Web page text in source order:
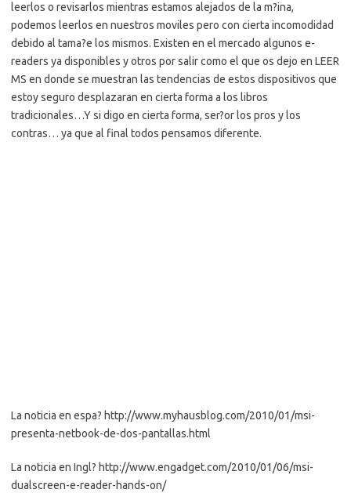
leerlos o revisarlos mientras estamos alejados de la m?ina,
podemos leerlos en nuestros moviles pero con cierta incomodidad
debido al tama?e los mismos. Existen en el mercado algunos e-
readers ya disponibles y otros por salir como el que os dejo en LEER
MS en donde se muestran las tendencias de estos dispositivos que
estoy seguro desplazaran en cierta forma a los libros
tradicionales…Y si digo en cierta forma, ser?or los pros y los
contras… ya que al final todos pensamos diferente.
La noticia en espa? http://www.myhausblog.com/2010/01/msi-
presenta-netbook-de-dos-pantallas.html
La noticia en Ingl? http://www.engadget.com/2010/01/06/msi-
dualscreen-e-reader-hands-on/